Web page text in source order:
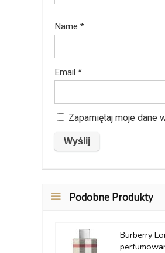
Name *
Email *
Zapamiętaj moje dane
Podobne Produkty
Burberry